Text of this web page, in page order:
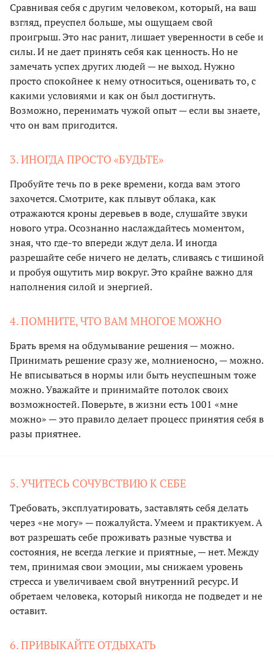
Сравнивая себя с другим человеком, который, на ваш
взгляд, преуспел больше, мы ощущаем свой
проигрыш. Это нас ранит, лишает уверенности в себе и
силы. И не дает принять себя как ценность. Но не
замечать успех других людей — не выход. Нужно
просто спокойнее к нему относиться, оценивать то, с
какими условиями и как он был достигнуть.
Возможно, перенимать чужой опыт — если вы знаете,
что он вам пригодится.
3. ИНОГДА ПРОСТО «БУДЬТЕ»
Пробуйте течь по в реке времени, когда вам этого
захочется. Смотрите, как плывут облака, как
отражаются кроны деревьев в воде, слушайте звуки
нового утра. Осознанно наслаждайтесь моментом,
зная, что где-то впереди ждут дела. И иногда
разрешайте себе ничего не делать, сливаясь с тишиной
и пробуя ощутить мир вокруг. Это крайне важно для
наполнения силой и энергией.
4. ПОМНИТЕ, ЧТО ВАМ МНОГОЕ МОЖНО
Брать время на обдумывание решения — можно.
Принимать решение сразу же, молниеносно, — можно.
Не вписываться в нормы или быть неуспешным тоже
можно. Уважайте и принимайте потолок своих
возможностей. Поверьте, в жизни есть 1001 «мне
можно» — это правило делает процесс принятия себя в
разы приятнее.
5. УЧИТЕСЬ СОЧУВСТВИЮ К СЕБЕ
Требовать, эксплуатировать, заставлять себя делать
через «не могу» — пожалуйста. Умеем и практикуем. А
вот разрешать себе проживать разные чувства и
состояния, не всегда легкие и приятные, — нет. Между
тем, принимая свои эмоции, мы снижаем уровень
стресса и увеличиваем свой внутренний ресурс. И
обретаем человека, который никогда не подведет и не
оставит.
6. ПРИВЫКАЙТЕ ОТДЫХАТЬ